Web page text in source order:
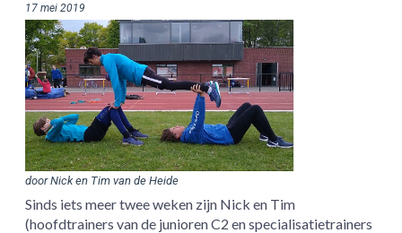
17 mei 2019
door Nick en Tim van de Heide
Sinds iets meer twee weken zijn Nick en Tim
(hoofdtrainers van de junioren C2 en specialisatietrainers